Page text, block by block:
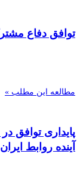
توافق دفاع
مطالعه این مطلب »
پایداری توافق
آینده روابط